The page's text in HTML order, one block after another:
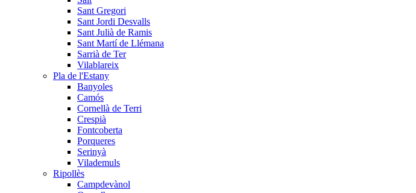
Sant Gregori
Sant Jordi Desvalls
Sant Julià de Ramis
Sant Martí de Llémana
Sarrià de Ter
Vilablareix
Pla de l'Estany
Banyoles
Camós
Cornellà de Terri
Crespià
Fontcoberta
Porqueres
Serinyà
Vilademuls
Ripollès
Campdevànol